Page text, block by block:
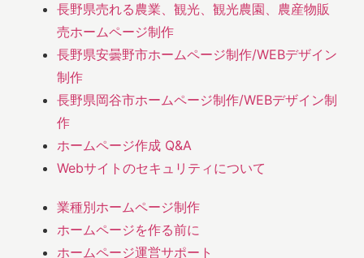
長野県売れる農業、観光、観光農園、農産物販
売ホームページ制作
長野県安曇野市ホームページ制作/WEBデザイン
制作
長野県岡谷市ホームページ制作/WEBデザイン制
作
ホームページ作成 Q&A
Webサイトのセキュリティについて
業種別ホームページ制作
ホームページを作る前に
ホームページ運営サポート